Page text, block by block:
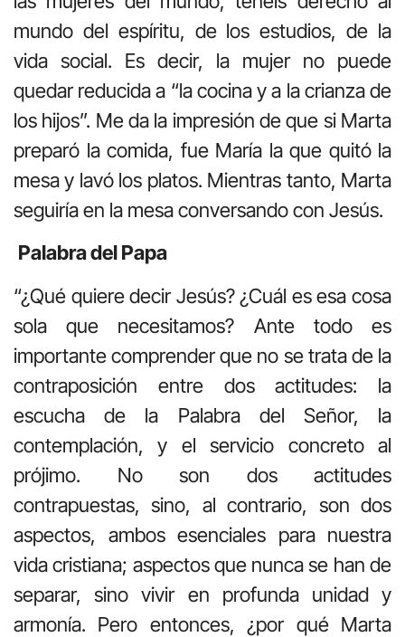
mundo del espíritu, de los estudios, de la
vida social. Es decir, la mujer no puede
quedar reducida a “la cocina y a la crianza de
los hijos”. Me da la impresión de que si Marta
preparó la comida, fue María la que quitó la
mesa y lavó los platos. Mientras tanto, Marta
seguiría en la mesa conversando con Jesús.
Palabra del Papa
“¿Qué quiere decir Jesús? ¿Cuál es esa cosa
sola que necesitamos? Ante todo es
importante comprender que no se trata de la
contraposición entre dos actitudes: la
escucha de la Palabra del Señor, la
contemplación, y el servicio concreto al
prójimo. No son dos actitudes
contrapuestas, sino, al contrario, son dos
aspectos, ambos esenciales para nuestra
vida cristiana; aspectos que nunca se han de
separar, sino vivir en profunda unidad y
armonía. Pero entonces, ¿por qué Marta